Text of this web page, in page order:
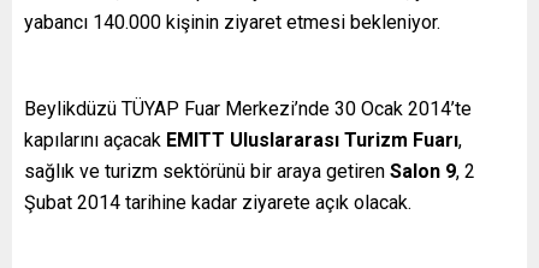
yabancı 140.000 kişinin ziyaret etmesi bekleniyor.
Beylikdüzü TÜYAP Fuar Merkezi’nde 30 Ocak 2014’te
kapılarını açacak EMITT Uluslararası Turizm Fuarı,
sağlık ve turizm sektörünü bir araya getiren Salon 9, 2
Şubat 2014 tarihine kadar ziyarete açık olacak.